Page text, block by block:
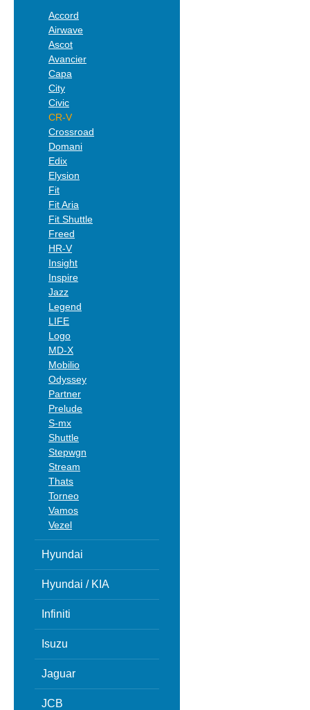
Accord
Airwave
Ascot
Avancier
Capa
City
Civic
CR-V
Crossroad
Domani
Edix
Elysion
Fit
Fit Aria
Fit Shuttle
Freed
HR-V
Insight
Inspire
Jazz
Legend
LIFE
Logo
MD-X
Mobilio
Odyssey
Partner
Prelude
S-mx
Shuttle
Stepwgn
Stream
Thats
Torneo
Vamos
Vezel
Hyundai
Hyundai / KIA
Infiniti
Isuzu
Jaguar
JCB